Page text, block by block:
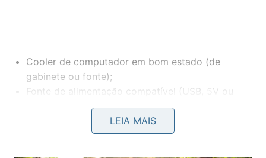
Cooler de computador em bom estado (de
gabinete ou fonte);
Fonte de alimentação compatível (USB, 5V ou
12V, conforme o cooler);
Recipiente com água (bacia, pote ou bowl
LEIA MAIS